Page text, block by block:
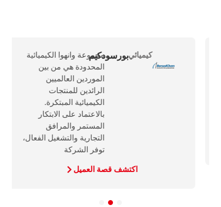
كيميائيبورسودكيممجموعة وانهوا الكيميائية
المحدودة هي من بين
الموردين العالميين
الرائدين للمنتجات
الكيميائية المبتكرة.
بالاعتماد على الابتكار
المستمر والمرافق
التجارية والتشغيل الفعال،
توفر الشركة
اكتشف قصة العميل